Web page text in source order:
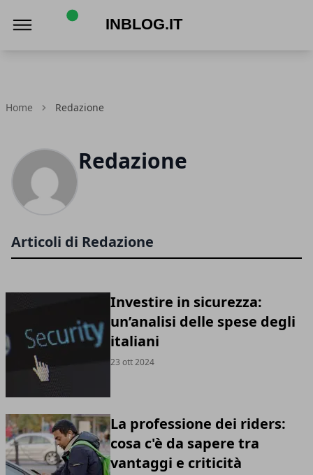
Home Redazione
Redazione
Articoli di Redazione
Investire in sicurezza:
un’analisi delle spese degli
italiani
23 ott 2024
La professione dei riders:
cosa c'è da sapere tra
vantaggi e criticità